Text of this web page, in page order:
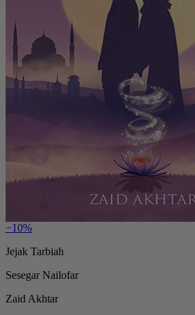
−10%
Jejak Tarbiah
Sesegar Nailofar
Zaid Akhtar